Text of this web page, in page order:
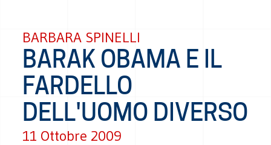
BARBARA SPINELLI
BARAK OBAMA E IL
FARDELLO
DELL'UOMO DIVERSO
11 Ottobre 2009